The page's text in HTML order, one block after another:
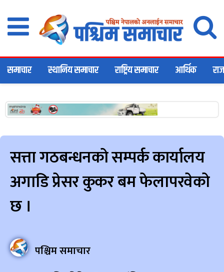
समाचार स्थानिय समाचार राष्ट्रिय समाचार आर्थिक
सत्ता गठबन्धनको सम्पर्क कार्यालय
अगाडि प्रेसर कुकर बम फेलापरवेको
छ ।
पश्चिम समाचार